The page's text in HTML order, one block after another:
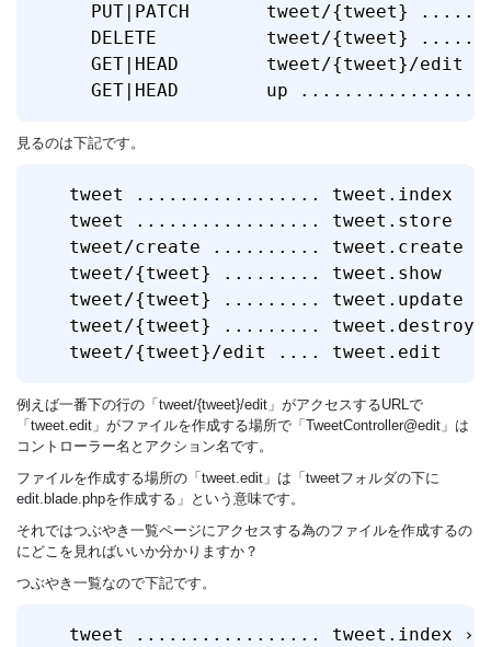
PUT|PATCH       tweet/{tweet}
DELETE          tweet/{tweet}
GET|HEAD        tweet/{tweet}/edit
GET|HEAD        up
見るのは下記です。
tweet ................. tweet.index   ›
tweet ................. tweet.store   ›
tweet/create .......... tweet.create  ›
tweet/{tweet} ......... tweet.show    ›
tweet/{tweet} ......... tweet.update  ›
tweet/{tweet} ......... tweet.destroy ›
tweet/{tweet}/edit .... tweet.edit    ›
例えば一番下の行の「tweet/{tweet}/edit」がアクセスするURLで
「tweet.edit」がファイルを作成する場所で「TweetController@edit」は
コントローラー名とアクション名です。
ファイルを作成する場所の「tweet.edit」は「tweetフォルダの下に
edit.blade.phpを作成する」という意味です。
それではつぶやき一覧ページにアクセスする為のファイルを作成するの
にどこを見ればいいか分かりますか？
つぶやき一覧なので下記です。
tweet ................. tweet.index ›